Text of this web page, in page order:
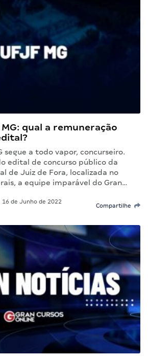
qual a remuneração
segue a todo vapor, concurseiro.
edital de concurso público da
de Juiz de Fora, localizada no
a equipe imparável do Gran…
16 de Junho de 2022
Compartilhe